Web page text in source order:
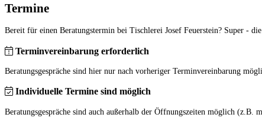
Termine
Bereit für einen Beratungstermin bei Tischlerei Josef Feuerstein? Super -
Terminvereinbarung erforderlich
Beratungsgespräche sind hier nur nach vorheriger Terminvereinbarung
Individuelle Termine sind möglich
Beratungsgespräche sind auch außerhalb der Öffnungszeiten möglich (z.B.